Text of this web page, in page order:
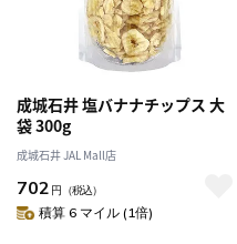
成城石井 塩バナナチップス 大
袋 300g
成城石井 JAL Mall店
702 円 （税込）
積算 6 マイル (1倍)